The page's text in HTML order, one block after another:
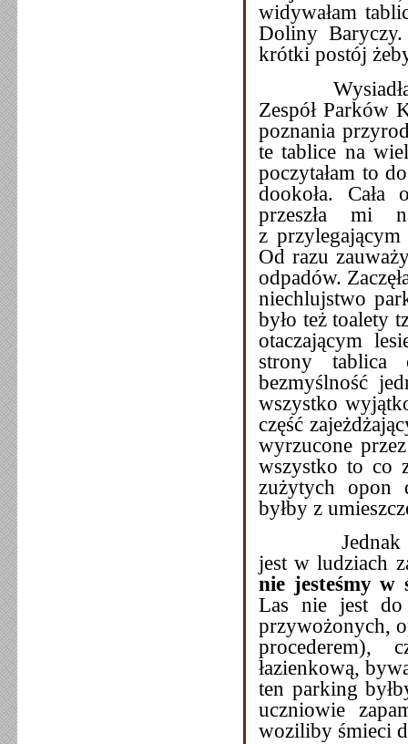
widywałam
Doliny
krótki postój
Wysiadłam i
Zespół Parków
poznania
te tablice na
poczytałam to
dookoła. Cała
przeszła mi
z
Od razu
odpadów.
niechlujstwo
było też toalety
otaczającym
strony
bezmyślność
wszystko
część
wyrzucone
wszystko to co
zużytych opon
byłby z
Jednak to
jest w ludziach
nie jesteśmy w
Las nie jest
przywożonych,
procederem),
łazienkową,
ten parking
uczniowie
woziliby śmieci